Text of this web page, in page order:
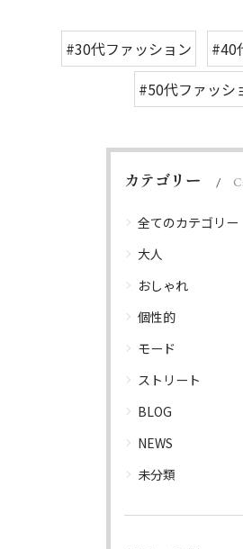
#30代ファッション
#40
#50代ファッシ
カテゴリー
全てのカテゴリー
大人
おしゃれ
個性的
モード
ストリート
BLOG
NEWS
未分類